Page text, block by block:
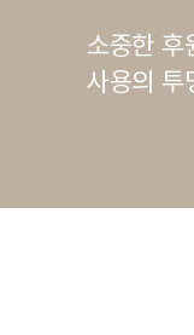
소중한 후
사용의 투